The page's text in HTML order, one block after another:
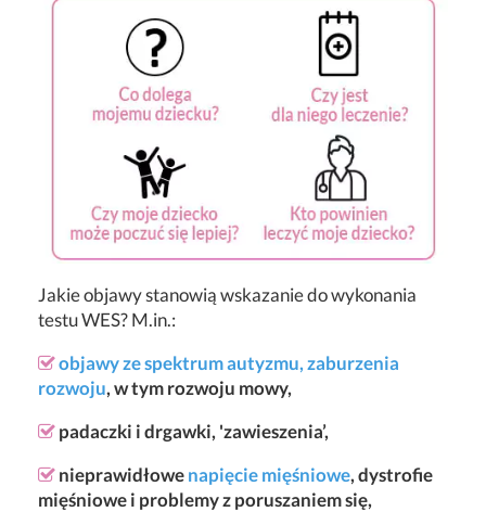
Jakie objawy stanowią wskazanie do wykonania
testu WES? M.in.:
objawy ze spektrum autyzmu,zaburzenia
rozwoju, w tym rozwoju mowy,
padaczki i drgawki, 'zawieszenia’,
nieprawidłowenapięcie mięśniowe, dystrofie
mięśniowe i problemy z poruszaniem się,